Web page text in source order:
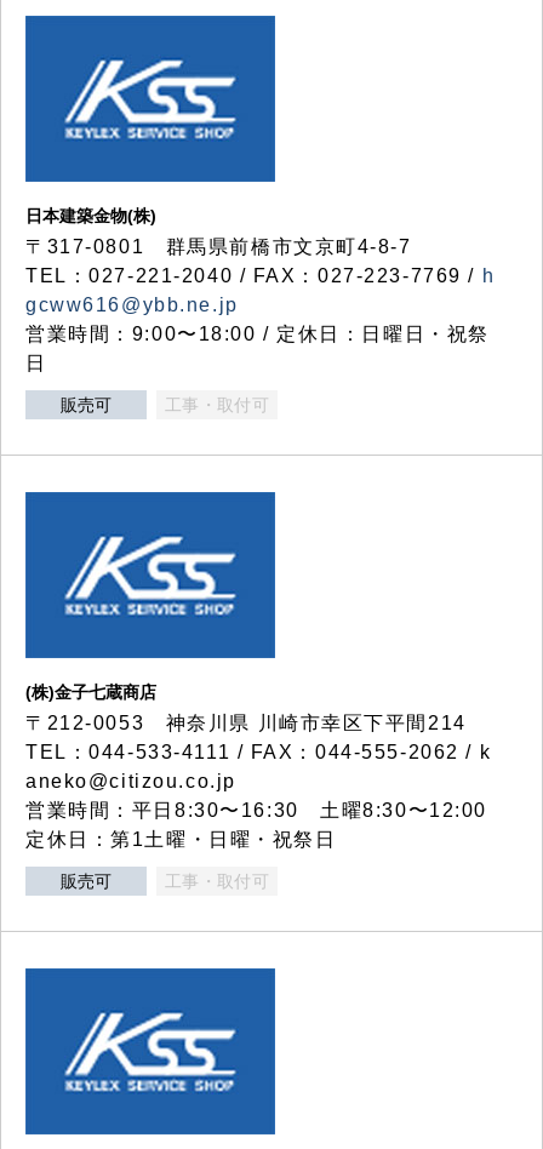
日本建築金物(株)
〒317‐0801 群馬県前橋市文京町4-8-7
TEL：027-221-2040 / FAX：027-223-7769 / h
gcww616@ybb.ne.jp
営業時間：9:00〜18:00 / 定休日：日曜日・祝祭
日
販売可 工事・取付可
(株)金子七蔵商店
〒212-0053 神奈川県 川崎市幸区下平間214
TEL：044-533-4111 / FAX：044-555-2062 / k
aneko@citizou.co.jp
営業時間：平日8:30〜16:30 土曜8:30〜12:00
定休日：第1土曜・日曜・祝祭日
販売可 工事・取付可